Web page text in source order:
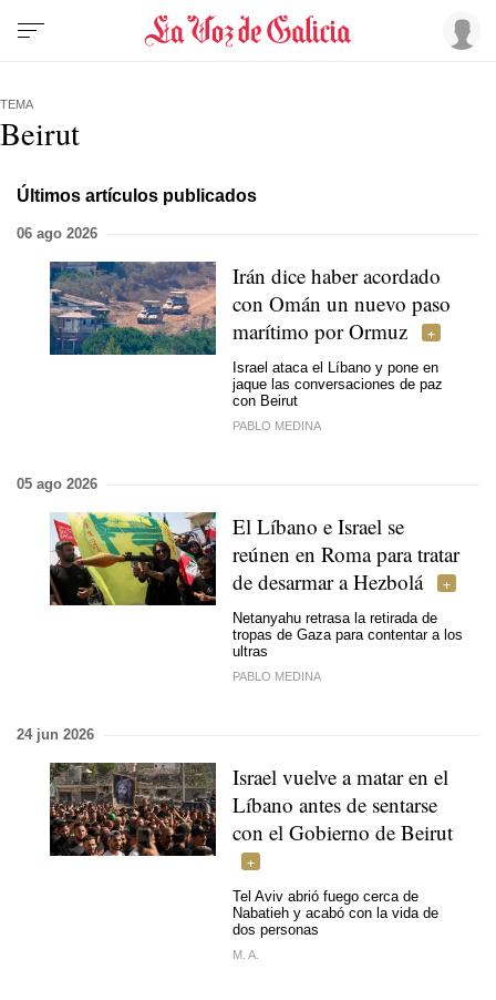
TEMA
Beirut
Últimos artículos publicados
06 ago 2026
Irán dice haber acordado
con Omán un nuevo paso
marítimo por Ormuz
Israel ataca el Líbano y pone en
jaque las conversaciones de paz
con Beirut
PABLO MEDINA
05 ago 2026
El Líbano e Israel se
reúnen en Roma para tratar
de desarmar a Hezbolá
Netanyahu retrasa la retirada de
tropas de Gaza para contentar a los
ultras
PABLO MEDINA
24 jun 2026
Israel vuelve a matar en el
Líbano antes de sentarse
con el Gobierno de Beirut
Tel Aviv abrió fuego cerca de
Nabatieh y acabó con la vida de
dos personas
M. A.